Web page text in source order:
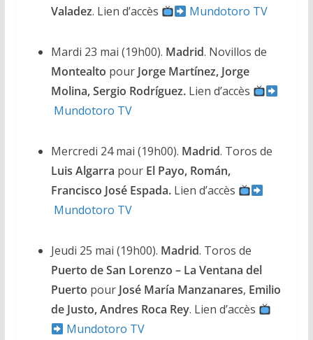
Valadez. Lien d’accès Mundotoro TV
Mardi 23 mai (19h00). Madrid. Novillos de
Montealto pour Jorge Martínez, Jorge
Molina, Sergio Rodríguez.Lien d’accès
Mundotoro TV
Mercredi 24 mai (19h00). Madrid. Toros de
Luis Algarra pour El Payo, Román,
Francisco José Espada.Lien d’accès
Mundotoro TV
Jeudi 25 mai (19h00). Madrid. Toros de
Puerto de San Lorenzo – La Ventana del
Puerto pourJosé María Manzanares, Emilio
de Justo, Andres Roca Rey. Lien d’accès
Mundotoro TV